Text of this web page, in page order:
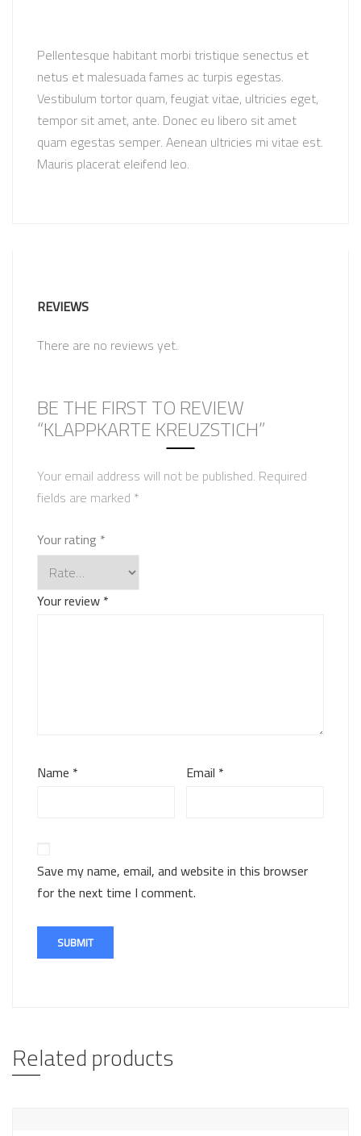
Pellentesque habitant morbi tristique senectus et
netus et malesuada fames ac turpis egestas.
Vestibulum tortor quam, feugiat vitae, ultricies eget,
tempor sit amet, ante. Donec eu libero sit amet
quam egestas semper. Aenean ultricies mi vitae est.
Mauris placerat eleifend leo.
REVIEWS
There are no reviews yet.
BE THE FIRST TO REVIEW
“KLAPPKARTE KREUZSTICH”
Your email address will not be published. Required
fields are marked *
Your rating *
Your review*
Name * Email *
Save my name, email, and website in this browser
for the next time I comment.
Related products